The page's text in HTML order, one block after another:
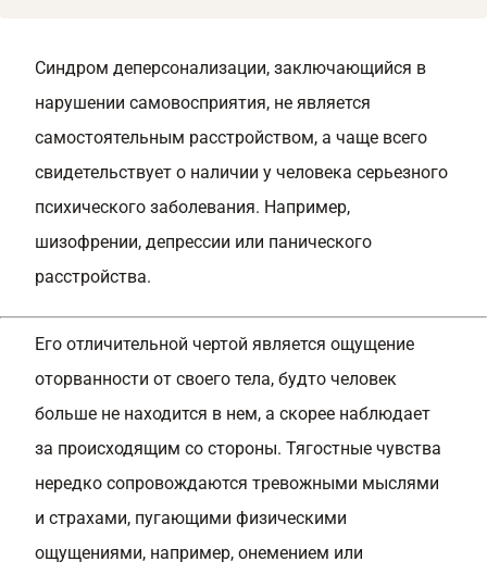
Синдром деперсонализации, заключающийся в
нарушении самовосприятия, не является
самостоятельным расстройством, а чаще всего
свидетельствует о наличии у человека серьезного
психического заболевания. Например,
шизофрении, депрессии или панического
расстройства.
Его отличительной чертой является ощущение
оторванности от своего тела, будто человек
больше не находится в нем, а скорее наблюдает
за происходящим со стороны. Тягостные чувства
нередко сопровождаются тревожными мыслями
и страхами, пугающими физическими
ощущениями, например, онемением или